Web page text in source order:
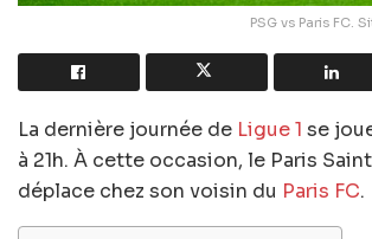
PSG vs Paris FC.
La dernière journée de Ligue 1 se
à 21h. À cette occasion, le Paris
déplace chez son voisin du Paris FC.